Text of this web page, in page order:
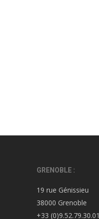
GRENOBLE :
19 rue Génissieu
38000 Grenoble
+33 (0)9.52.79.30.01